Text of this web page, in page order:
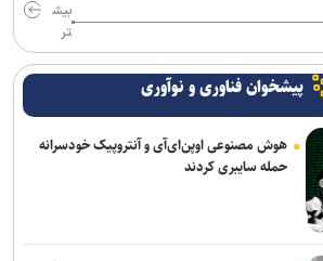
بیش
تر
پیشخوان فناوری و نوآوری
هوش مصنوعی اوپن‌ای‌آی و آنتروپیک خودسرانه
حمله سایبری کردند